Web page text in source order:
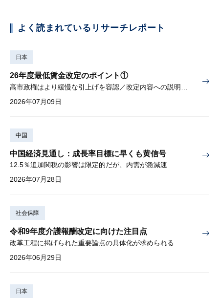
よく読まれているリサーチレポート
日本
26年度最低賃金改定のポイント①
2026年07月09日
中国
中国経済見通し：成長率目標に早くも黄信号
12.5％追加関税の影響は限定的だが、内需が急減速
2026年07月28日
社会保障
令和9年度介護報酬改定に向けた注目点
改革工程に掲げられた重要論点の具体化が求められる
2026年06月29日
日本